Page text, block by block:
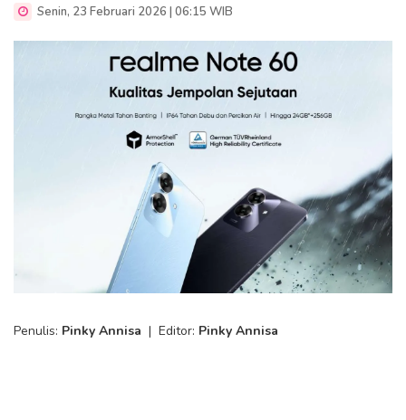
Senin, 23 Februari 2026 | 06:15 WIB
Penulis: Pinky Annisa | Editor: Pinky Annisa